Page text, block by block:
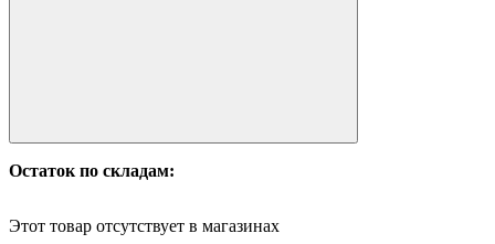
Остаток по складам:
Этот товар отсутствует в магазинах